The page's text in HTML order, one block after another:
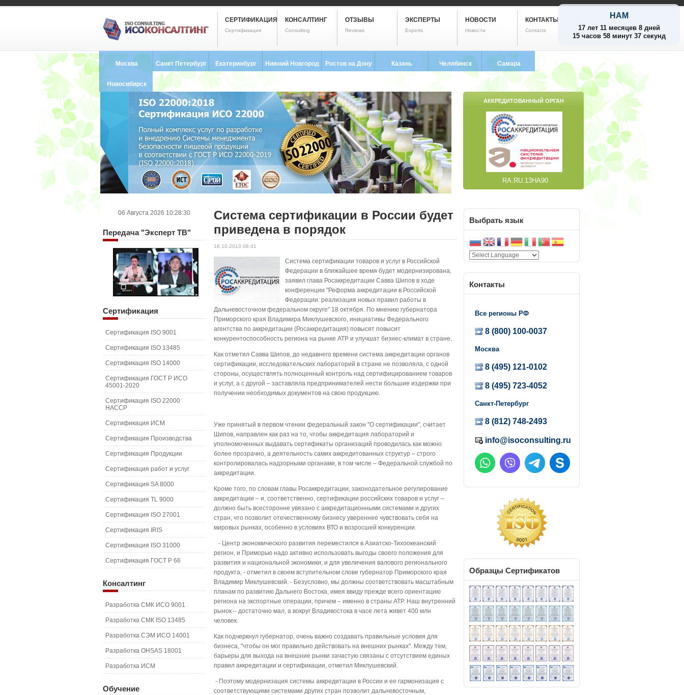
НАМ
17 лет 11 месяцев 8 дней
15 часов 58 минут 38 секунд
СЕРТИФИКАЦИЯ
Сертификация
КОНСАЛТИНГ
Consulting
ОТЗЫВЫ
Reviews
ЭКСПЕРТЫ
Experts
НОВОСТИ
Новости
КОНТАКТЫ
Contacts
Москва Санкт Петербург
8 (812) 748-2493
Екатеринбург
8 (343) 237-2593
Нижний Новгород Ростов на Дону Казань Челябинск
8 (351) 799-5752
Самара
8 (846) 212-9733
Новосибирск
8 (383) 227-8449 АККРЕДИТОВАННЫЙ ОРГАН
RA.RU.13НА90
Система сертификации в России будет
приведена в порядок
18.10.2013 08:41
Система сертификации товаров и услуг в Российской
Федерации в ближайшее время будет модернизирована,
заявил глава Росаккредитации Савва Шипов в ходе
конференции "Реформа аккредитации в Российской
Федерации: реализация новых правил работы в
Дальневосточном федеральном округе" 18 октября. По мнению губернатора
Приморского края Владимира Миклушевского, инициативы Федерального
агентства по аккредитации (Росаккредитация) повысят повысит
конкурентоспособность региона на рынке АТР и улучшат бизнес-климат в стране.
Как отметил Савва Шипов, до недавнего времени система аккредитации органов
сертификации, исследовательских лабораторий в стране не позволяла, с одной
стороны, осуществлять полноценный контроль над сертифицированием товаров
и услуг, а с другой – заставляла предпринимателей нести большие издержки при
получении необходимых документов на свою продукцию.
Уже принятый в первом чтении федеральный закон "О сертификации", считает
Шипов, направлен как раз на то, чтобы аккредитация лабораторий и
уполномоченных выдавать сертификаты организаций проводилась как можно
более прозрачно, а деятельность самих аккредитованных структур – строго
контролировалась надзорными органами, в том числе – Федеральной службой по
аккредитации.
Кроме того, по словам главы Росаккредитации, законодательное регулирование
аккредитации – и, соответственно, сертификации российских товаров и услуг –
должно быть всесторонне увязано с аккредитационными системами и других
стран, что позволит отечественному бизнесу увереннее чувствовать себя на
мировых рынках, особенно в условиях ВТО и возросшей конкуренции.
- Центр экономического развития переместился в Азиатско-Тихоокеанский
регион, и Приморью надо активно использовать выгоды своего положения для
развития и национальной экономики, и для увеличения валового регионального
продукта, - отметил в своем вступительном слове губернатор Приморского края
Владимир Миклушевский. - Безусловно, мы должны соответствовать масштабным
планам по развитию Дальнего Востока, имея ввиду прежде всего ориентацию
региона на экспортные операции, причем – именно в страны АТР. Наш внутренний
рынок – достаточно мал, а вокруг Владивостока в часе лета живет 400 млн
человек.
Как подчеркнул губернатор, очень важно создавать правильные условия для
бизнеса, "чтобы он мог правильно действовать на внешних рынках". Между тем,
барьеры для выхода на внешние рынки зачастую связаны с отсутствием единых
правил аккредитации и сертификации, отметил Миклушевский.
- Поэтому модернизация системы аккредитации в России и ее гармонизация с
соответствующими системами других стран позволит дальневосточным,
06 Августа 2026 10:28:30
Передача"Эксперт ТВ"
Сертификация
Сертификация ISO 9001
Сертификация ISO 13485
Сертификация ISO 14000
Сертификация ГОСТ Р ИСО
45001-2020
Сертификация ISO 22000
HACCP
Сертификация ИСМ
Сертификация Производства
Сертификация Продукции
Сертификация работ и услуг
Сертификация SA 8000
Сертификация TL 9000
Сертификация ISO 27001
Сертификация IRIS
Сертификация ISO 31000
Сертификация ГОСТ Р 66
Консалтинг
Разработка СМК ИСО 9001
Разработка СМК ISO 13485
Разработка СЭМ ИСО 14001
Разработка OHSAS 18001
Разработка ИСМ
Обучение
Выбрать язык
Контакты
Все регионы РФ
8 (800) 100-0037
Москва
8 (495) 121-0102
8 (495) 723-4052
Санкт-Петербург
8 (812) 748-2493
info@isoconsulting.ru
Образцы Сертификатов